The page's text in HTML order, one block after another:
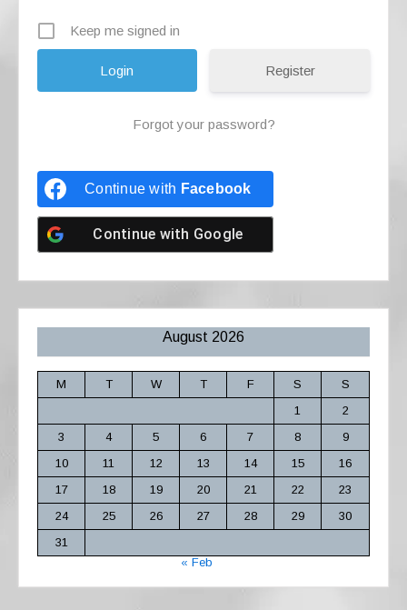
Keep me signed in
Register
Forgot your password?
Continue with Facebook
Continue with Google
August 2026
M T W T F S
S
1
2
3
4 5 6 7 8
9
10
11 12 13 14 15
16
17
18 19 20 21 22
23
24
25 26 27 28 29
30
31
« Feb